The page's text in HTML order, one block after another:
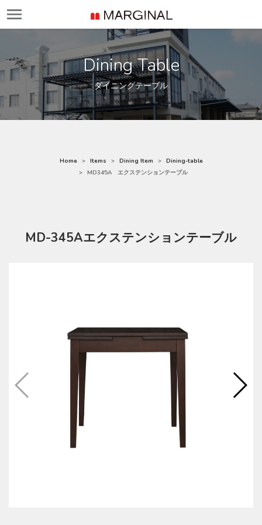
Dining Table
ダイニングテーブル
Home Items Dining Item
Dining-table
MD345A エクステンションテーブル
MD-345Aエクステンションテーブル